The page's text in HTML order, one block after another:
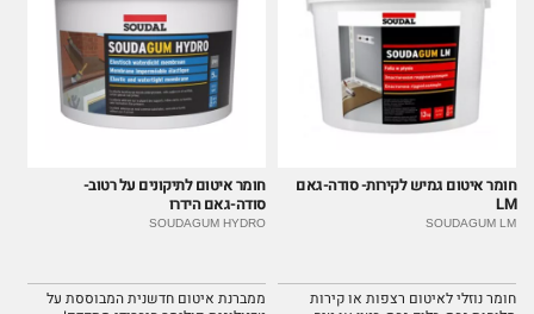
חומר איטום גמיש לקירות- סודה-גאם
LM
SOUDAGUM LM
חומר נוזלי לאיטום רצפות או קירות
חומר איטום לתיקונים על רטוב-
סודה-גאם הידרו
SOUDAGUM HYDRO
ממברנת איטום חדשנית המבוססת על